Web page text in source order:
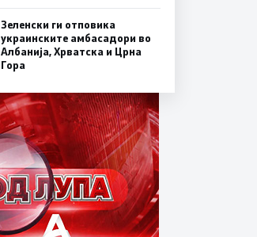
Зеленски ги отповика
украинските амбасадори во
Албанија, Хрватска и Црна
Гора